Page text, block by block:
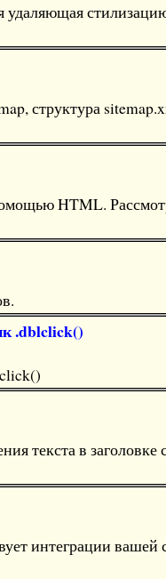
структура
HTML.
.dblclick()
текста в
интеграции вашей